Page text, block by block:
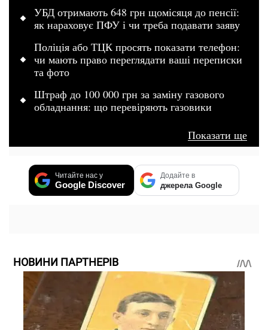
УБД отримають 648 грн щомісяця до пенсії:
як нараховує ПФУ і чи треба подавати заяву
Поліція або ТЦК просять показати телефон:
чи мають право переглядати ваші переписки
та фото
Штраф до 100 000 грн за заміну газового
обладнання: що перевіряють газовики
Показати ще
Читайте нас у
Google Discover
Додайте в
джерела Google
НОВИНИ ПАРТНЕРІВ